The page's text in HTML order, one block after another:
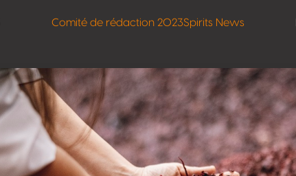
Comité de rédaction 2023Spirits News